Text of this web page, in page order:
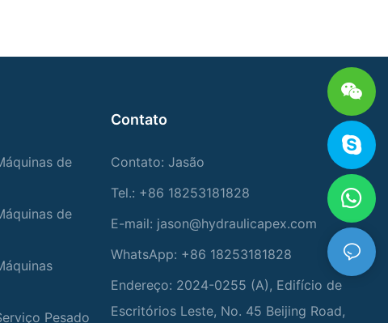
de
de
Pesado
Contato
Contato: Jasão
Tel.: +86 18253181828
E-mail: jason@hydraulicapex.com
WhatsApp: +86 18253181828
Endereço: 2024-0255 (A), Edifício de
Escritórios Leste, No. 45 Beijing Road,